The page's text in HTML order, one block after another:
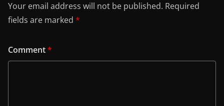
Your email address will not be published. Required
fields are marked *
Comment*